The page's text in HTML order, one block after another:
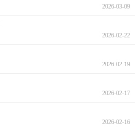
2026-03-09
2026-02-22
2026-02-19
2026-02-17
2026-02-16